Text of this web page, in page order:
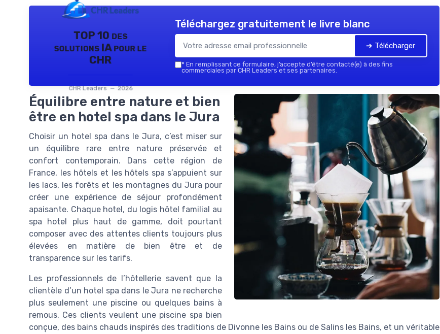
TOP 10 des
solutions IA pour le
CHR
CHR Leaders — 2026
Téléchargez gratuitement le livre blanc
➔ Télécharger
* En remplissant ce formulaire, j’accepte d’être contacté(e) à des fins
commerciales par CHR Leaders et ses partenaires.
Équilibre entre nature et bien
être en hotel spa dans le Jura
Choisir un hotel spa dans le Jura, c’est miser sur
un équilibre rare entre nature préservée et
confort contemporain. Dans cette région de
France, les hôtels et les hôtels spa s’appuient sur
les lacs, les forêts et les montagnes du Jura pour
créer une expérience de séjour profondément
apaisante. Chaque hotel, du logis hôtel familial au
spa hotel plus haut de gamme, doit pourtant
composer avec des attentes clients toujours plus
élevées en matière de bien être et de
transparence sur les tarifs.
Les professionnels de l’hôtellerie savent que la
clientèle d’un hotel spa dans le Jura ne recherche
plus seulement une piscine ou quelques bains à
remous. Ces clients veulent une piscine spa bien
conçue, des bains chauds inspirés des traditions de Divonne les Bains ou de Salins les Bains, et un véritable